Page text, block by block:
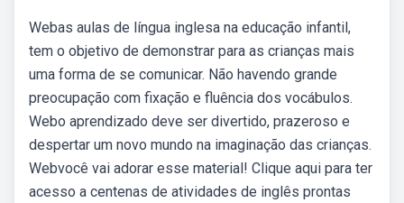
Webas aulas de língua inglesa na educação infantil,
tem o objetivo de demonstrar para as crianças mais
uma forma de se comunicar. Não havendo grande
preocupação com fixação e fluência dos vocábulos.
Webo aprendizado deve ser divertido, prazeroso e
despertar um novo mundo na imaginação das crianças.
Webvocê vai adorar esse material! Clique aqui para ter
acesso a centenas de atividades de inglês prontas